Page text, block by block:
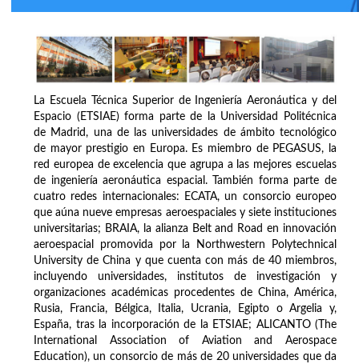
La Escuela Técnica Superior de Ingeniería Aeronáutica y del
Espacio (ETSIAE) forma parte de la Universidad Politécnica
de Madrid, una de las universidades de ámbito tecnológico
de mayor prestigio en Europa. Es miembro de PEGASUS, la
red europea de excelencia que agrupa a las mejores escuelas
de ingeniería aeronáutica espacial. También forma parte de
cuatro redes internacionales: ECATA, un consorcio europeo
que aúna nueve empresas aeroespaciales y siete instituciones
universitarias; BRAIA, la alianza Belt and Road en innovación
aeroespacial promovida por la Northwestern Polytechnical
University de China y que cuenta con más de 40 miembros,
incluyendo universidades, institutos de investigación y
organizaciones académicas procedentes de China, América,
Rusia, Francia, Bélgica, Italia, Ucrania, Egipto o Argelia y,
España, tras la incorporación de la ETSIAE; ALICANTO (The
International Association of Aviation and Aerospace
Education), un consorcio de más de 20 universidades que da